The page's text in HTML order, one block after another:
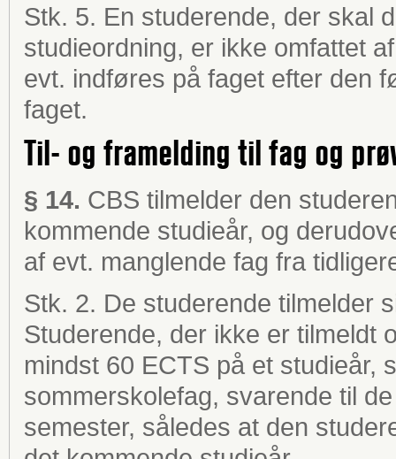
Stk. 5. En studerende, der skal
studieordning, er ikke omfattet
evt. indføres på faget efter den
faget.
Til- og framelding til fag og
§ 14. CBS tilmelder den
kommende studieår, og
af evt. manglende fag fra
Stk. 2. De studerende tilmelder
Studerende, der ikke er tilmeldt
mindst 60 ECTS på et studieår,
sommerskolefag, svarende til
semester, således at den